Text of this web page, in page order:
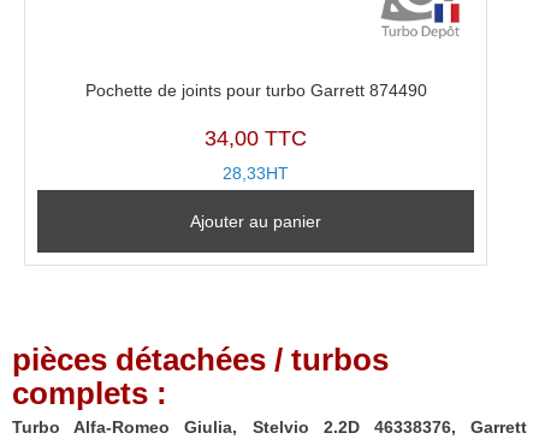
Pochette de joints pour turbo Garrett 874490
34,00 TTC
28,33HT
Ajouter au panier
pièces détachées / turbos
complets :
Turbo Alfa-Romeo Giulia, Stelvio 2.2D 46338376, Garrett